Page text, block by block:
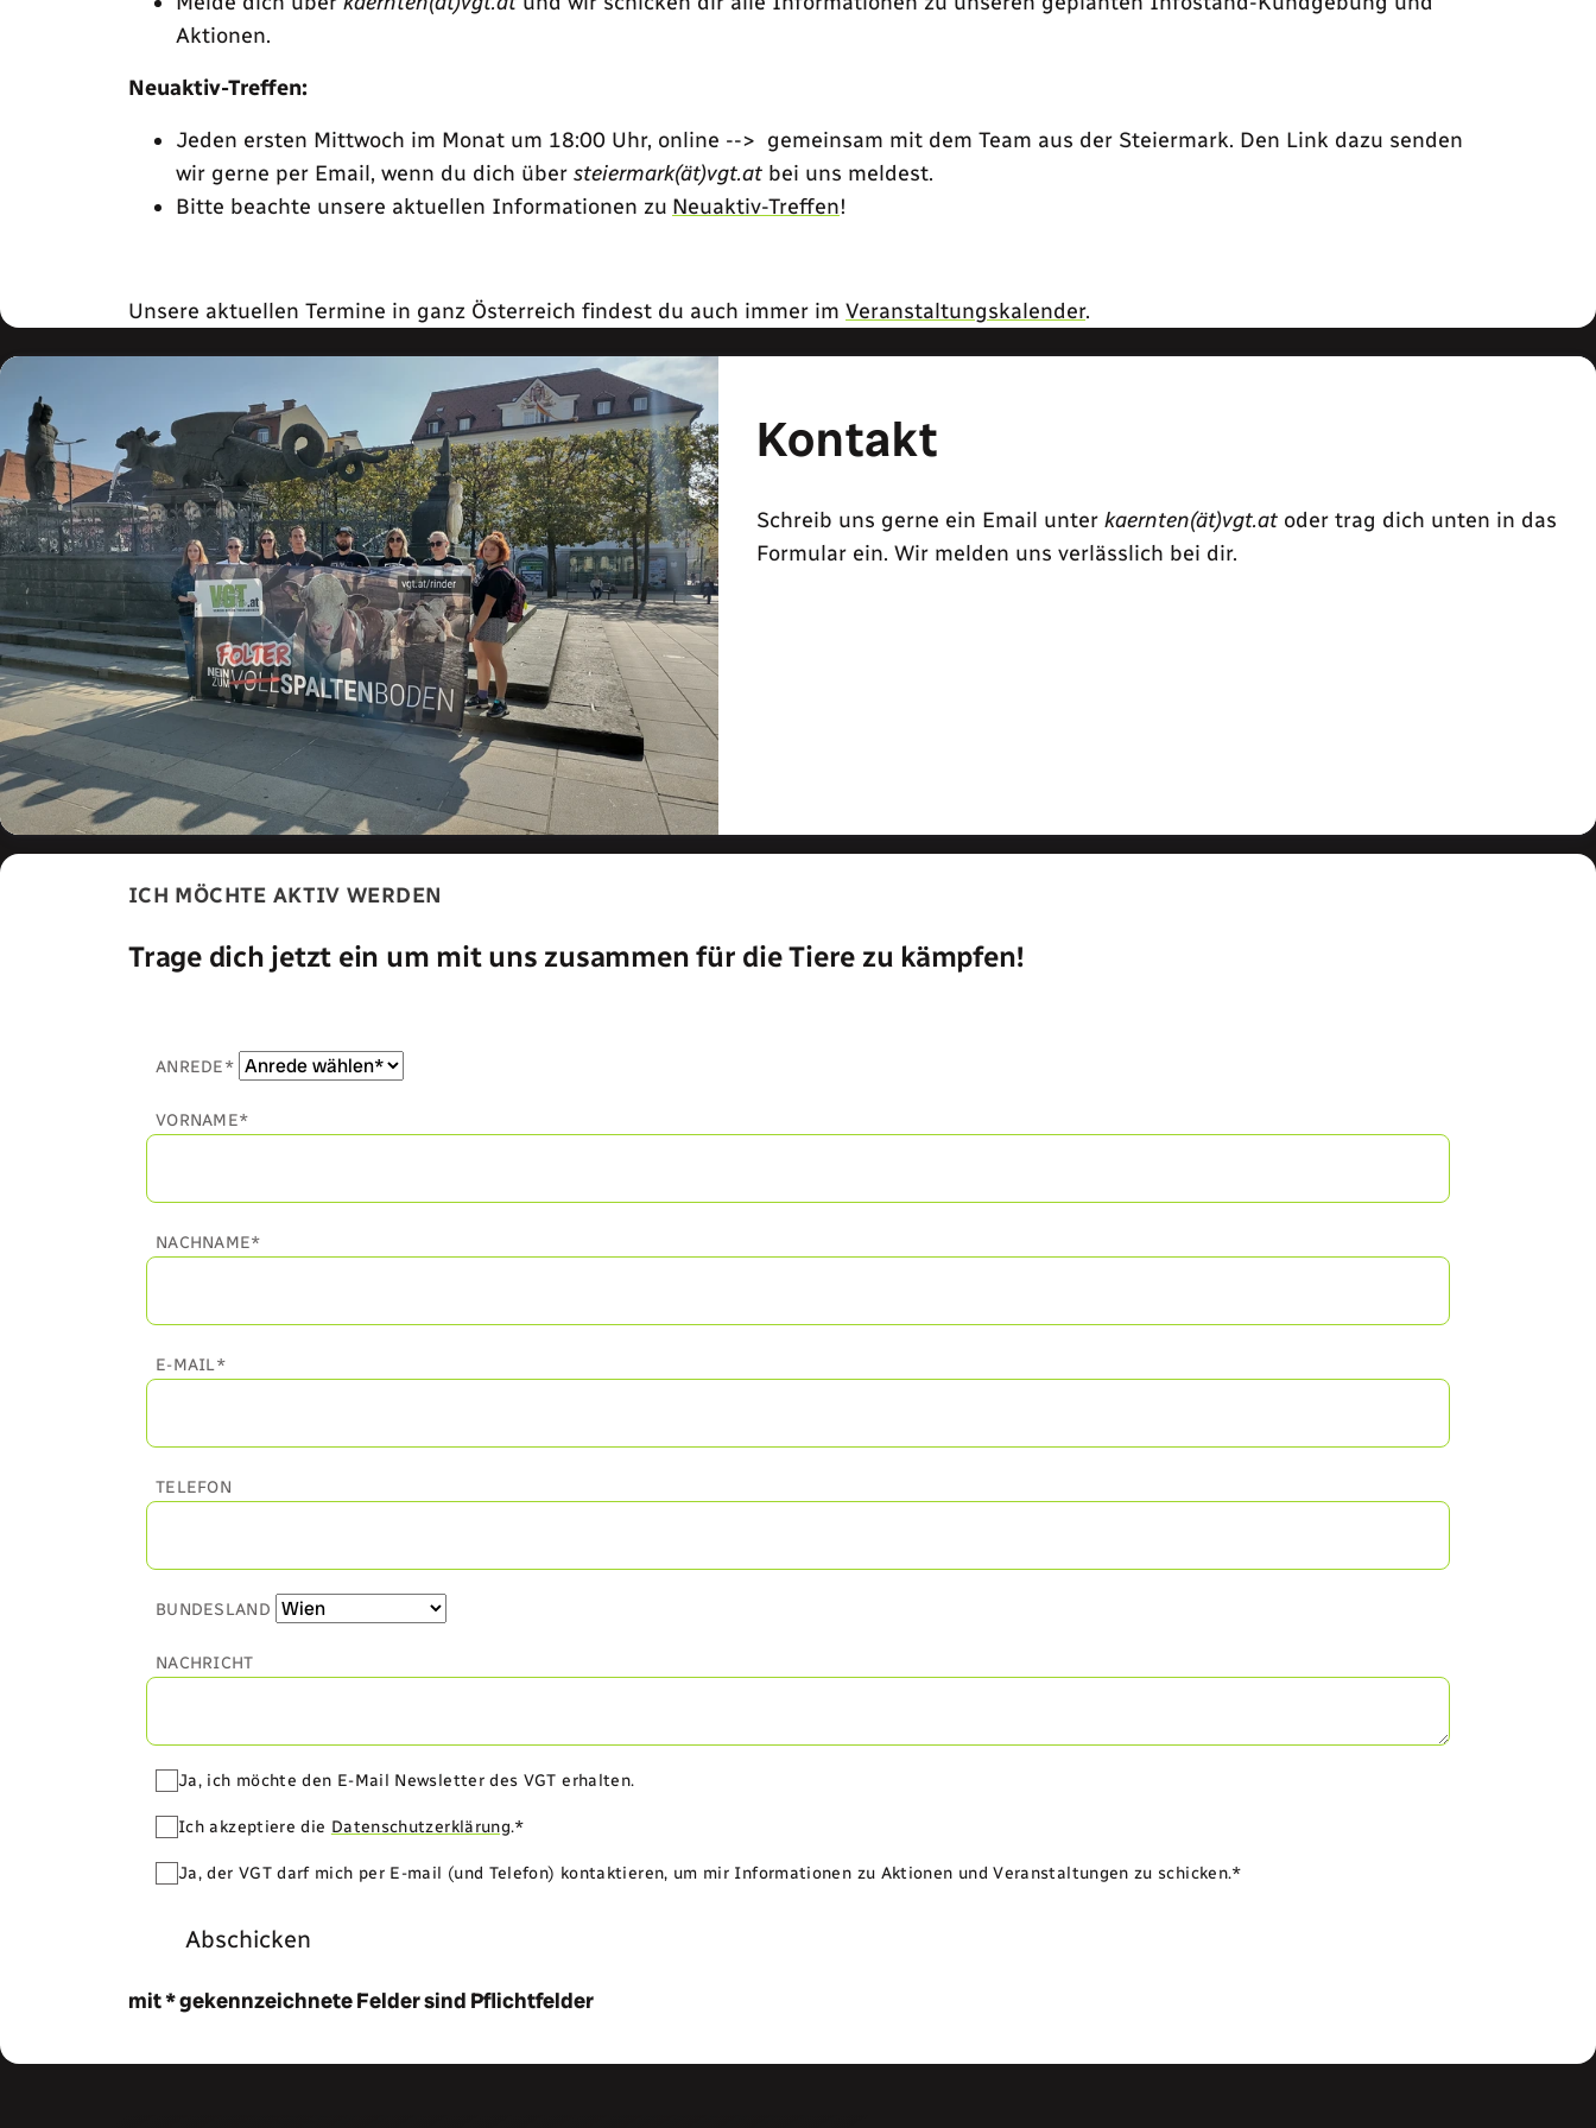
Aktionen.
Neuaktiv-Treffen:
Jeden ersten Mittwoch im Monat um 18:00 Uhr, online --> gemeinsam mit dem Team aus der Steiermark. Den Link dazu senden
wir gerne per Email, wenn du dich über steiermark(ät)vgt.at bei uns meldest.
Bitte beachte unsere aktuellen Informationen zu Neuaktiv-Treffen!
Unsere aktuellen Termine in ganz Österreich findest du auch immer im Veranstaltungskalender.
Kontakt
Schreib uns gerne ein Email unter kaernten(ät)vgt.atoder trag dich unten in das
Formular ein. Wir melden uns verlässlich bei dir.
ICH MÖCHTE AKTIV WERDEN
Trage dich jetzt ein um mit uns zusammen für die Tiere zu kämpfen!
ANREDE*
VORNAME*
NACHNAME*
E-MAIL*
TELEFON
BUNDESLAND
NACHRICHT
Ja, ich möchte den E-Mail Newsletter des VGT erhalten.
Ich akzeptiere die Datenschutzerklärung.*
Ja, der VGT darf mich per E-mail (und Telefon) kontaktieren, um mir Informationen zu Aktionen und Veranstaltungen zu schicken.*
Abschicken
mit * gekennzeichnete Felder sind Pflichtfelder